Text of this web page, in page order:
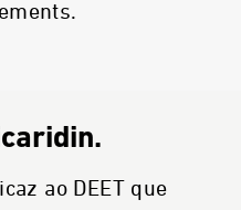
ao DEET que